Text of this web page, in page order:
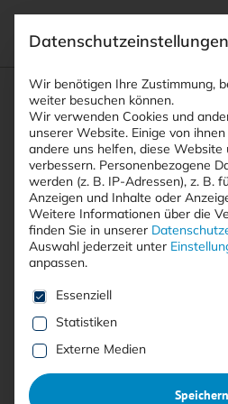
Suchfeld
Suchen
Breadcrumb-Navigation
STARTSEITE
INDEM SIE ETWA IN DEREN
Alle Beiträge mit
Schlagwort
deren Namen
Datenschutzeinstellungen
Wir benötigen Ihre Zustimmung,
weiter besuchen können.
Wir verwenden Cookies und
unserer Website. Einige von
andere uns helfen, diese Website
verbessern. Personenbezogene
werden (z. B. IP-Adressen), z. B.
Anzeigen und Inhalte oder
Weitere Informationen über die
finden Sie in unserer
Auswahl jederzeit unter
anpassen.
Es folgt eine Liste der
Essenziell
Statistiken
Externe Medien
Speichern